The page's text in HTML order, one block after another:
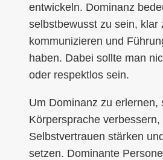
entwickeln. Dominanz
selbstbewusst zu sein, klar
kommunizieren und
haben. Dabei sollte man
oder respektlos sein.
Um Dominanz zu erlernen,
Körpersprache verbessern,
Selbstvertrauen stärken
setzen. Dominante